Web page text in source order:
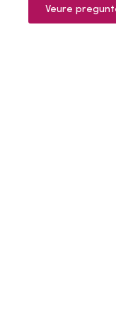
Veure